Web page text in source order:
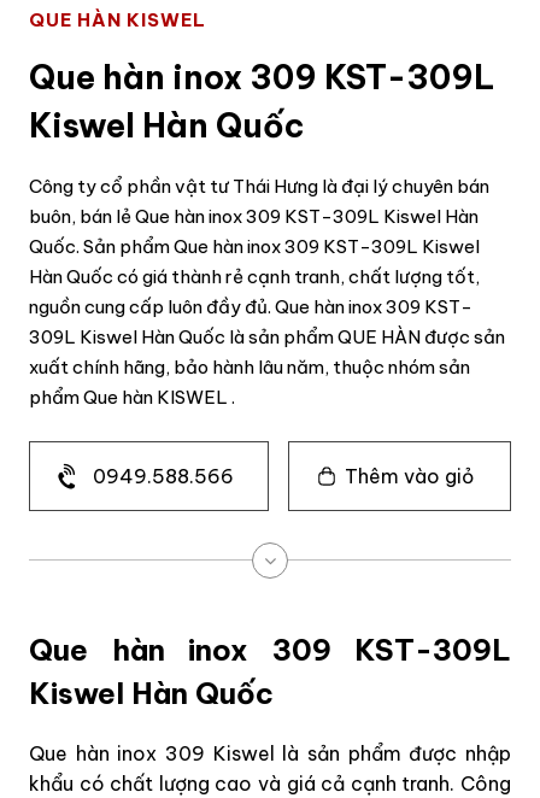
QUE HÀN KISWEL
Que hàn inox 309 KST-309L
Kiswel Hàn Quốc
Công ty cổ phần vật tư Thái Hưng là đại lý chuyên bán
buôn, bán lẻ Que hàn inox 309 KST-309L Kiswel Hàn
Quốc. Sản phẩm Que hàn inox 309 KST-309L Kiswel
Hàn Quốc có giá thành rẻ cạnh tranh, chất lượng tốt,
nguồn cung cấp luôn đầy đủ. Que hàn inox 309 KST-
309L Kiswel Hàn Quốc là sản phẩm QUE HÀN được sản
xuất chính hãng, bảo hành lâu năm, thuộc nhóm sản
phẩm Que hàn KISWEL .
0949.588.566 Thêm vào giỏ
Que hàn inox 309 KST-309L
Kiswel Hàn Quốc
Que hàn inox 309 Kiswel là sản phẩm được nhập
khẩu có chất lượng cao và giá cả cạnh tranh. Công